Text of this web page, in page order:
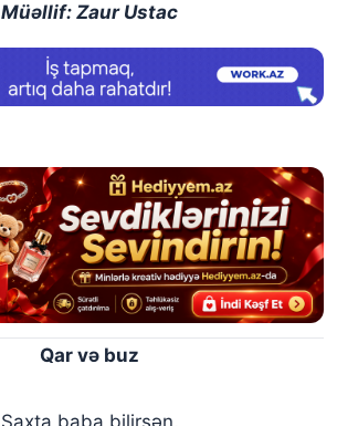
Müəllif: Zaur Ustac
Qar və buz